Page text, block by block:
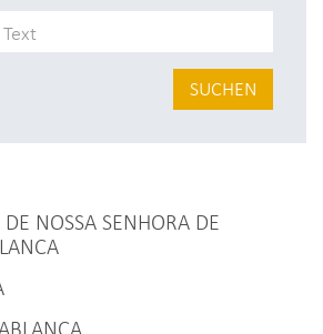
SUCHEN
DE NOSSA SENHORA DE